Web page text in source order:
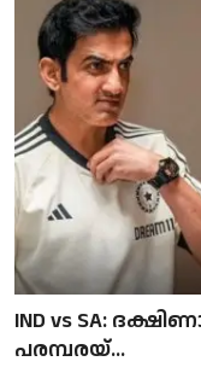
IND vs SA:
പരമ്പരയ്...